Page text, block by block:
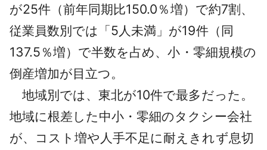
が25件（前年同期比150.0％増）で約7割、
従業員数別では「5人未満」が19件（同
137.5％増）で半数を占め、小・零細規模の
倒産増加が目立つ。
地域別では、東北が10件で最多だった。
地域に根差した中小・零細のタクシー会社
が、コスト増や人手不足に耐えきれず息切